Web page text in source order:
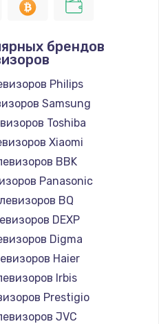
руб.
Wi-Fi модуля
руб.
NFC
руб.
контроллера
брендов
Philips
Samsung
Toshiba
Xiaomi
BBK
Panasonic
BQ
DEXP
Digma
Haier
Irbis
Prestigio
JVC